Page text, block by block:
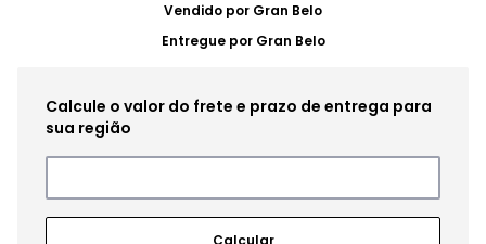
Vendido por Gran Belo
Entregue por Gran Belo